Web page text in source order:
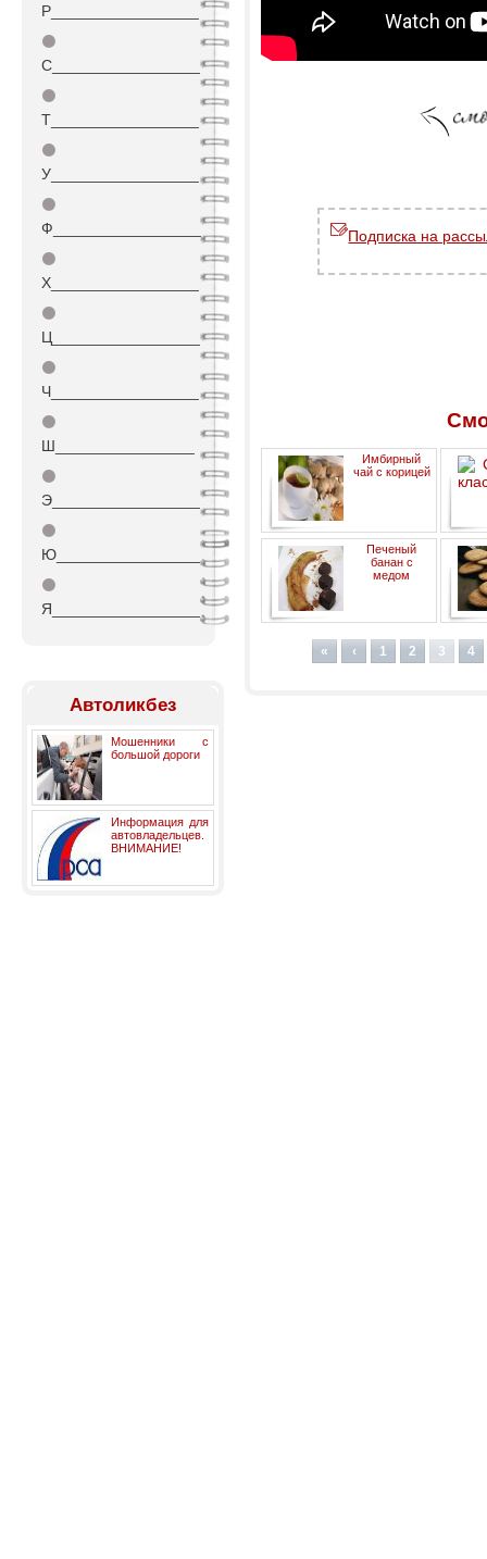
Р_________________
⚫
С_________________
⚫
Т_________________
⚫
У_________________
⚫
Ф_________________
⚫
Х_________________
⚫
Ц_________________
⚫
Ч_________________
⚫
Ш________________
⚫
Э_________________
⚫
Ю_________________
⚫
Я_________________
Автоликбез
Мошенники с
большой дороги
Информация для
автовладельцев.
ВНИМАНИЕ!
Подписка на
Имбирный
чай с корицей
Печеный
банан с
медом
« ‹ 1 2 3 4